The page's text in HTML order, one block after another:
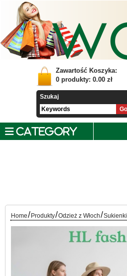
Zawartość Koszyka:
0 produkty: 0.00 zł
Szukaj
CATEGORY
Home/ Produkty/Odzież z Włoch/Sukienki